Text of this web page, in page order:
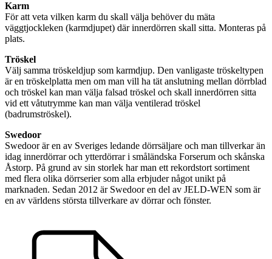
Karm
För att veta vilken karm du skall välja behöver du mäta
väggtjockleken (karmdjupet) där innerdörren skall sitta. Monteras på
plats.
Tröskel
Välj samma tröskeldjup som karmdjup. Den vanligaste tröskeltypen
är en tröskelplatta men om man vill ha tät anslutning mellan dörrblad
och tröskel kan man välja falsad tröskel och skall innerdörren sitta
vid ett våtutrymme kan man välja ventilerad tröskel
(badrumströskel).
Swedoor
Swedoor är en av Sveriges ledande dörrsäljare och man tillverkar än
idag innerdörrar och ytterdörrar i småländska Forserum och skånska
Åstorp. På grund av sin storlek har man ett rekordstort sortiment
med flera olika dörrserier som alla erbjuder något unikt på
marknaden. Sedan 2012 är Swedoor en del av JELD-WEN som är
en av världens största tillverkare av dörrar och fönster.